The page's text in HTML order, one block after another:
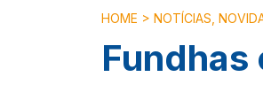
HOME > NOTÍCIAS